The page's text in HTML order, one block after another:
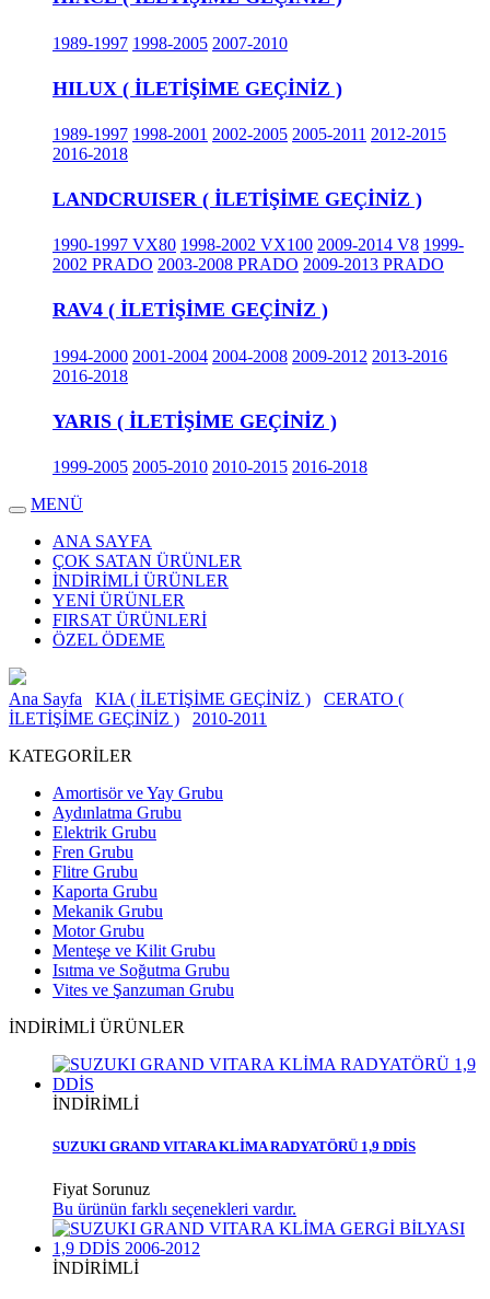
1989-1997 1998-2005 2007-2010
HILUX ( İLETİŞİME GEÇİNİZ )
1989-1997 1998-2001 2002-2005 2005-2011 2012-2015
2016-2018
LANDCRUISER ( İLETİŞİME GEÇİNİZ )
1990-1997 VX80 1998-2002 VX100 2009-2014 V8 1999-
2002 PRADO 2003-2008 PRADO 2009-2013 PRADO
RAV4 ( İLETİŞİME GEÇİNİZ )
1994-2000 2001-2004 2004-2008 2009-2012 2013-2016
2016-2018
YARIS ( İLETİŞİME GEÇİNİZ )
1999-2005 2005-2010 2010-2015 2016-2018
MENÜ
ANA SAYFA
ÇOK SATAN ÜRÜNLER
İNDİRİMLİ ÜRÜNLER
YENİ ÜRÜNLER
FIRSAT ÜRÜNLERİ
ÖZEL ÖDEME
Ana Sayfa KIA ( İLETİŞİME GEÇİNİZ )
CERATO (
İLETİŞİME GEÇİNİZ )
2010-2011
KATEGORİLER
Amortisör ve Yay Grubu
Aydınlatma Grubu
Elektrik Grubu
Fren Grubu
Flitre Grubu
Kaporta Grubu
Mekanik Grubu
Motor Grubu
Menteşe ve Kilit Grubu
Isıtma ve Soğutma Grubu
Vites ve Şanzuman Grubu
İNDİRİMLİ ÜRÜNLER
İNDİRİMLİ
SUZUKI GRAND VITARA KLİMA RADYATÖRÜ 1,9 DDİS
Fiyat Sorunuz
Bu ürünün farklı seçenekleri vardır.
İNDİRİMLİ